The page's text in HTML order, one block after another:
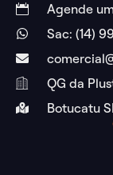
Agende
Sac: (14)
QG da
Botucatu